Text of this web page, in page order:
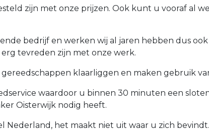
zijn met onze prijzen. Ook kunt u vooraf al
bedrijf en werken wij al jaren hebben dus
tevreden zijn met onze werk.
klaarliggen en maken gebruik
waardoor u binnen 30 minuten een
Oisterwijk nodig heeft.
Nederland, het maakt niet uit waar u zich bevindt.